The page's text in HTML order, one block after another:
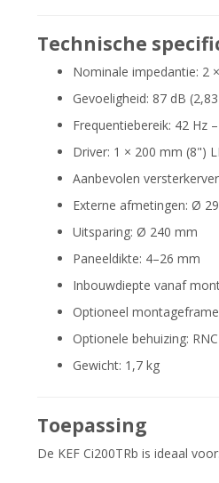
Technische
Nominale impedantie:
Gevoeligheid: 87 dB
Frequentiebereik: 42 Hz
Driver: 1 × 200 mm (8")
Aanbevolen
Externe afmetingen: Ø
Uitsparing: Ø 240 mm
Paneeldikte: 4–26 mm
Inbouwdiepte vanaf
Optioneel
Optionele behuizing:
Gewicht: 1,7 kg
Toepassing
De KEF Ci200TRb is ideaal voor: